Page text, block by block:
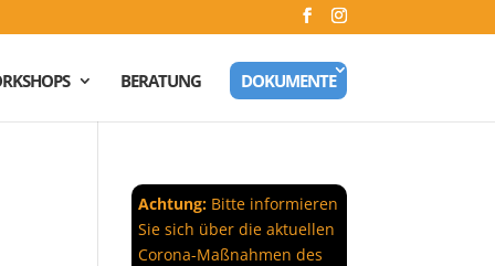
BERATUNG DOKUMENTE
Achtung: Bitte informieren
Sie sich über die aktuellen
Corona-Maßnahmen des